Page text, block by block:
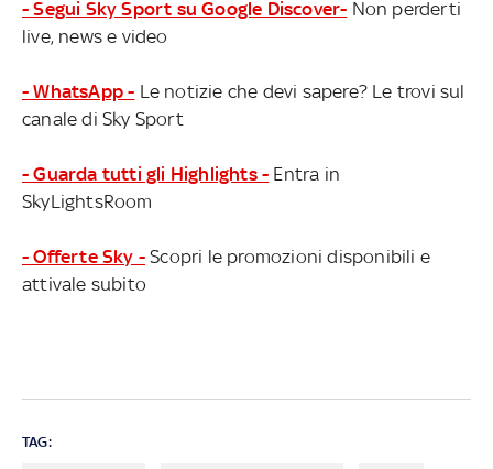
- Segui Sky Sport su Google Discover- Non perderti
live, news e video
- WhatsApp - Le notizie che devi sapere? Le trovi sul
canale di Sky Sport
- Guarda tutti gli Highlights - Entra in
SkyLightsRoom
- Offerte Sky - Scopri le promozioni disponibili e
attivale subito
TAG: